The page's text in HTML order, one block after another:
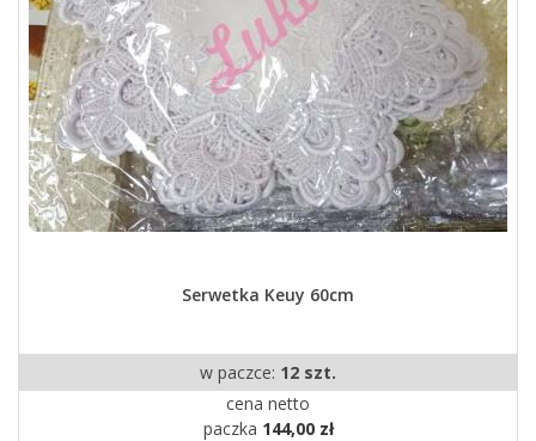
Serwetka Keuy 60cm
w paczce: 12 szt.
cena netto
paczka 144,00 zł